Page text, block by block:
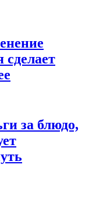
сделает
за блюдо,